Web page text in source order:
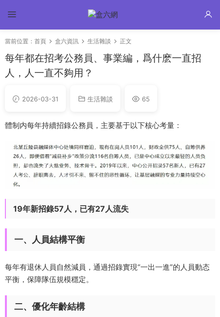
當前位置： 首頁 盒六資訊 生活雜談 正文
每年都在招考公務員、事業編，爲什麽一直招
人，人一直不夠用？
2026-03-31 生活雜談 65
體制内每年持續招錄公務員，主要基于以下核心考量：
19年新招錄57人，已有27人流失
一、人員結構平衡
每年有退休人員自然減員，通過招錄實現“一出一進”的人員動态
平衡，保障隊伍規模穩定。
二、優化年齡結構